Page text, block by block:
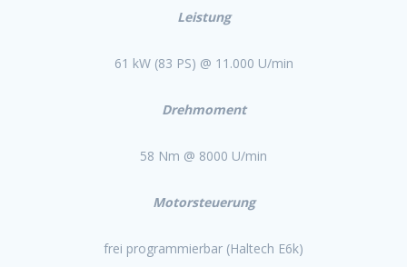
Leistung
61 kW (83 PS) @ 11.000 U/min
Drehmoment
58 Nm @ 8000 U/min
Motorsteuerung
frei programmierbar (Haltech E6k)